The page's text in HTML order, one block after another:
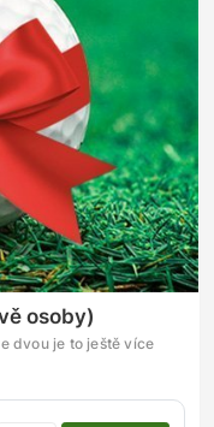
osoby)
dvou je to ještě více